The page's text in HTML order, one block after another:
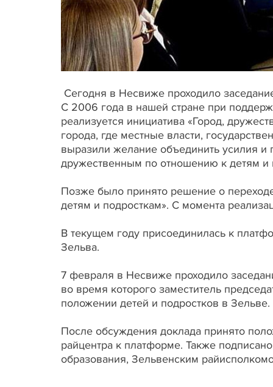
Сегодня в Несвиже проходило
С 2006 года в нашей стране при
реализуется инициатива «Город,
города, где местные власти,
выразили желание объединить усилия
дружественным по отношению к детям и
Позже было принято решение о
детям и подросткам». С момента
В текущем году присоединилась к
Зельва.
7 февраля в Несвиже проходило
во время которого заместитель
положении детей и подростков в Зельве.
После обсуждения доклада принято
райцентра к платформе. Также
образования, Зельвенским